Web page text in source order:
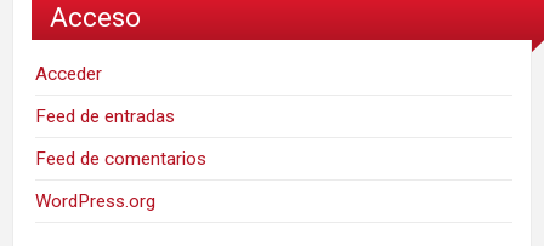
Acceso
Acceder
Feed de entradas
Feed de comentarios
WordPress.org